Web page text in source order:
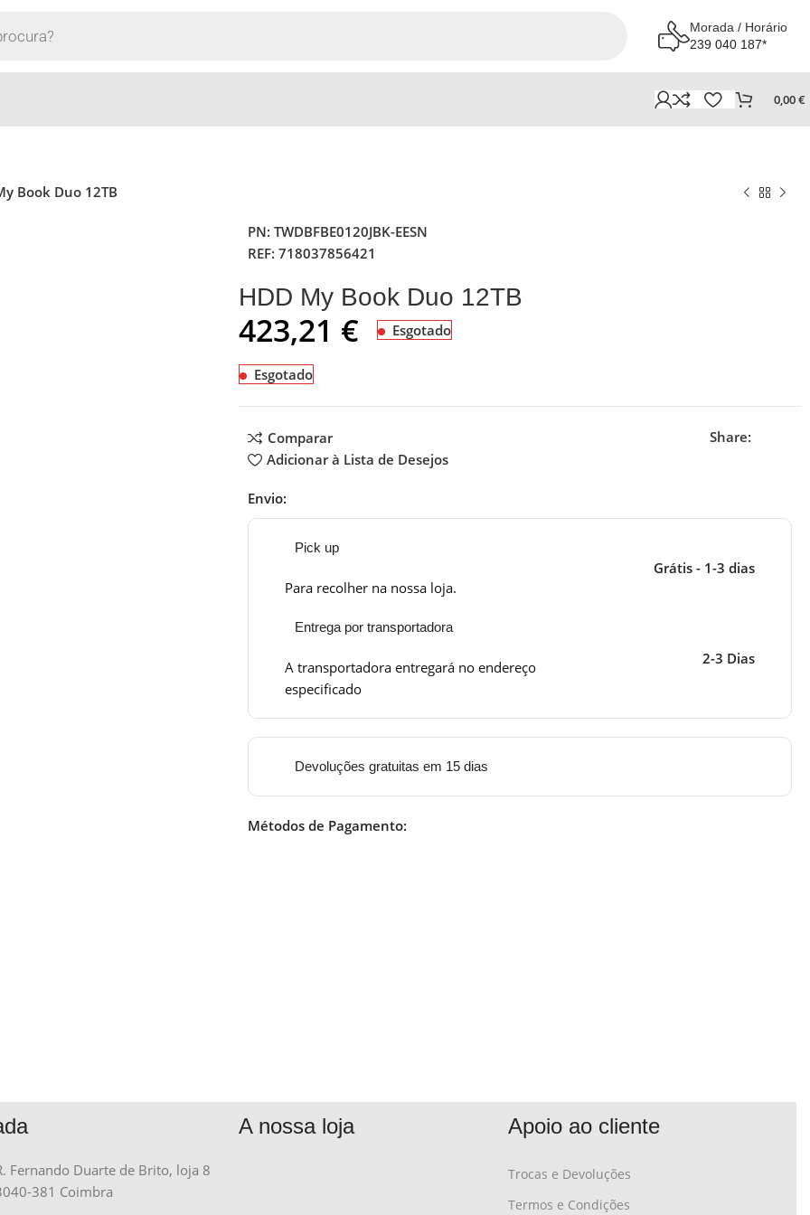
Morada / Horário
239 040 187*
0,00€
Book Duo 12TB
PN: TWDBFBE0120JBK-EESN
REF: 718037856421
HDD My Book Duo 12TB
423,21 € Esgotado
Esgotado
Comparar
Adicionar à Lista de Desejos
Share:
Envio:
Pick up
Para recolher na nossa loja.
Grátis - 1-3 dias
Entrega por transportadora
A transportadora entregará no endereço
especificado
2-3 Dias
Devoluções gratuitas em 15 dias
Métodos de Pagamento:
Fernando Duarte de Brito, loja 8
381 Coimbra
A nossa loja Apoio ao cliente
Trocas e Devoluções
Termos e Condições